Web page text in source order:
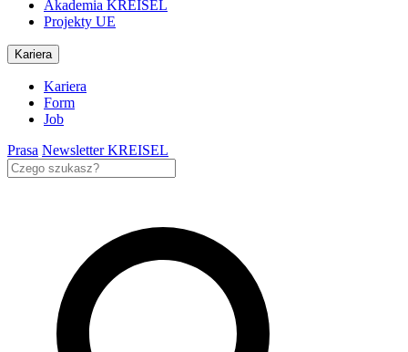
Akademia KREISEL
Projekty UE
Kariera
Kariera
Form
Job
Prasa Newsletter KREISEL